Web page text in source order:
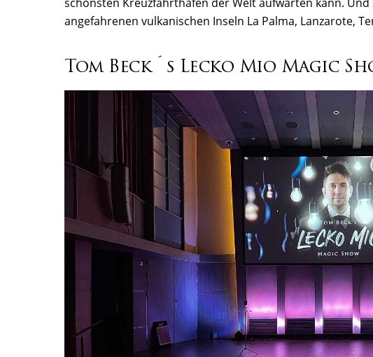
angefahrenen vulkanischen Inseln La Palma, Lanzarote,
Tom Beck´s Lecko Mio Magic